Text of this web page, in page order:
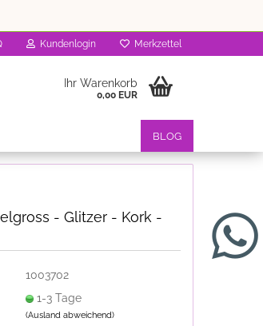
Kundenlogin Merkzettel
Ihr Warenkorb
0,00 EUR
BLOG
- Glitzer - Kork -
1003702
1-3 Tage
(Ausland abweichend)